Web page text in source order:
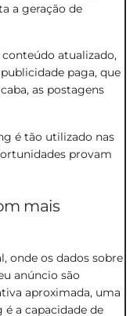
a geração de
atualizado,
paga, que
as postagens
é tão utilizado nas
provam
mais
onde os dados sobre
anúncio são
aproximada, uma
a capacidade de